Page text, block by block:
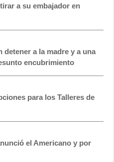
a su embajador en
detener a la madre y a una
encubrimiento
para los Talleres de
el Americano y por